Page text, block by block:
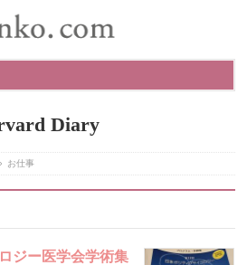
Diary
お仕事
ジー医学会学術集